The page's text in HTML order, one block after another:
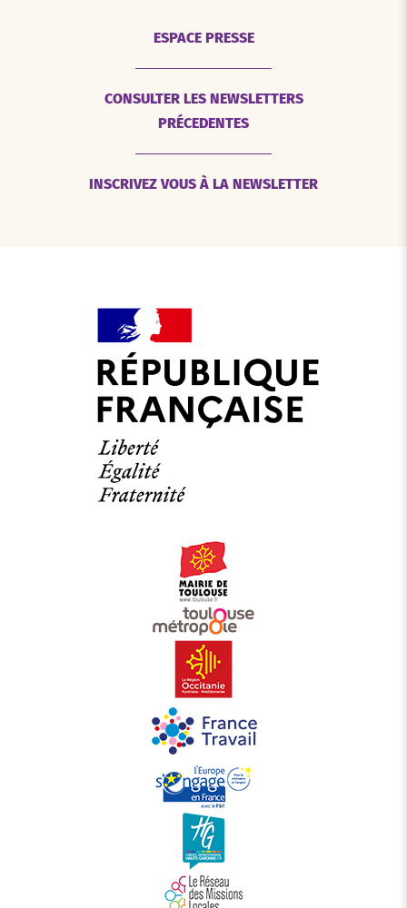
ESPACE PRESSE
CONSULTER LES NEWSLETTERS
PRÉCEDENTES
INSCRIVEZ VOUS À LA NEWSLETTER